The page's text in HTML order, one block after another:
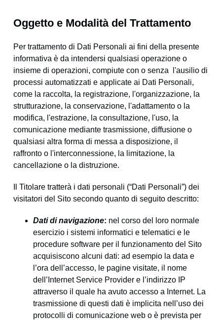
Oggetto e Modalità del Trattamento
Per trattamento di Dati Personali ai fini della presente
informativa è da intendersi qualsiasi operazione o
insieme di operazioni, compiute con o senza l'ausilio di
processi automatizzati e applicate ai Dati Personali,
come la raccolta, la registrazione, l'organizzazione, la
strutturazione, la conservazione, l'adattamento o la
modifica, l'estrazione, la consultazione, l'uso, la
comunicazione mediante trasmissione, diffusione o
qualsiasi altra forma di messa a disposizione, il
raffronto o l'interconnessione, la limitazione, la
cancellazione o la distruzione.
Il Titolare tratterà i dati personali (“Dati Personali”) dei
visitatori del Sito secondo quanto di seguito descritto:
Dati di navigazione: nel corso del loro normale
esercizio i sistemi informatici e telematici e le
procedure software per il funzionamento del Sito
acquisiscono alcuni dati: ad esempio la data e
l’ora dell’accesso, le pagine visitate, il nome
dell’Internet Service Provider e l’indirizzo IP
attraverso il quale ha avuto accesso a Internet. La
trasmissione di questi dati è implicita nell’uso dei
protocolli di comunicazione web o è prevista per